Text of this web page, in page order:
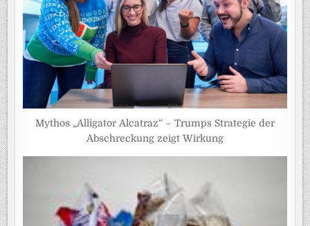
Mythos „Alligator Alcatraz“ – Trumps Strategie der
Abschreckung zeigt Wirkung